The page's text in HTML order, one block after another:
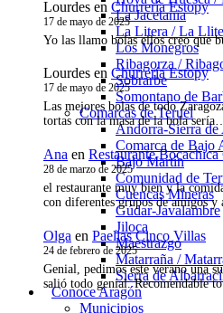
La Jacetania
La Litera / La
Los Monegros
Ribagorza /
Sobrarbe
Somontano de
Comarcas de Teruel
Andorra-Sierra de
Comarca de Bajo
Bajo Martín
Comunidad de
Cuencas Mineras
Gúdar-Javalambre
Jiloca
Maestrazgo
Matarraña /
Sierra de
Conoce Aragón
Municipios
Lourdes en Churrería Estopy
17 de mayo de 2025
Yo las llamo bolas ellos creo que
Lourdes en Churrería Estopy
17 de mayo de 2025
Las mejores bolas de todo
tortas con la masa de la bola
Ana en Restaurante Bocachica
28 de marzo de 2025
el restaurante muy bien y la
con diferentes grupos de amigos
Olga en Paellas Cinco Villas
24 de febrero de 2025
Genial, pedimos este verano una
salió todo genial. Recomendable